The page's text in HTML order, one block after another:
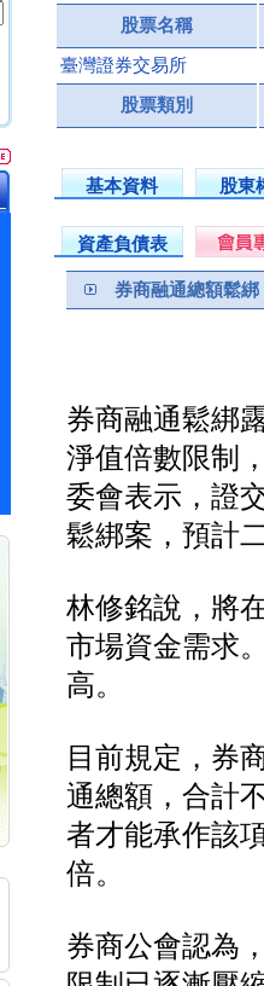
股票名稱
臺灣證券交易所
股票類別
基本資料 股東
資產負債表
券商融通總額鬆綁
券商融通鬆綁
淨值倍數限制
委會表示，證
鬆綁案，預計
林修銘說，將
市場資金需求
高。
目前規定，券
通總額，合計
者才能承作該
倍。
券商公會認為